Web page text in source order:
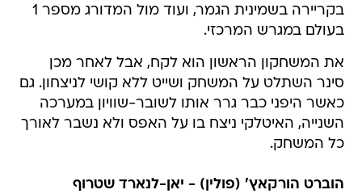
בקריירה בשמינית הגמר, ועוד מול המדורג מספר 1
בעולם במגרש המרכזי.
את המשחקון הראשון הוא לקח, אבל לאחר מכן
סינר השתלט על המשחק ושייט ללא קושי לניצחון. גם
כאשר היפני כבר גרר אותו לשובר-שוויון במערכה
השנייה, האיטלקי ניצח בו על האפס ולא נשבר לאורך
כל המשחק.
הוברט הורקאץ' (פולין) - יאן-לנארד שטרוף